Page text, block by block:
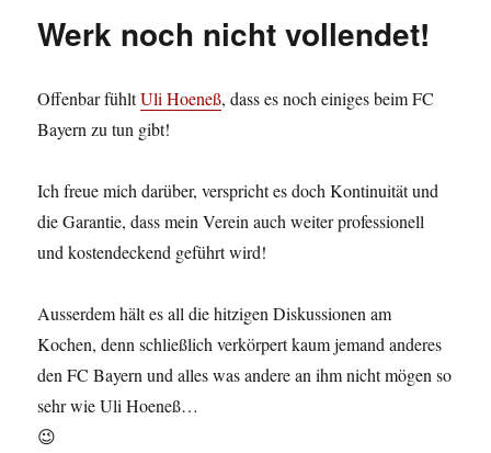
Werk noch nicht vollendet!
Offenbar fühltUli Hoeneß, dass es noch einiges beim FC
Bayern zu tun gibt!
Ich freue mich darüber, verspricht es doch Kontinuität und
die Garantie, dass mein Verein auch weiter professionell
und kostendeckend geführt wird!
Ausserdem hält es all die hitzigen Diskussionen am
Kochen, denn schließlich verkörpert kaum jemand anderes
den FC Bayern und alles was andere an ihm nicht mögen so
sehr wie Uli Hoeneß…
😉